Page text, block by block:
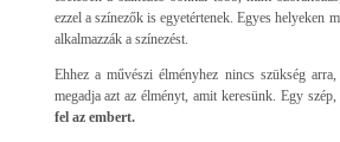
ezzel a színezők is egyetértenek. Egyes helyeken
alkalmazzák a színezést.
Ehhez a művészi élményhez nincs szükség
megadja azt az élményt, amit keresünk. Egy
fel az embert.